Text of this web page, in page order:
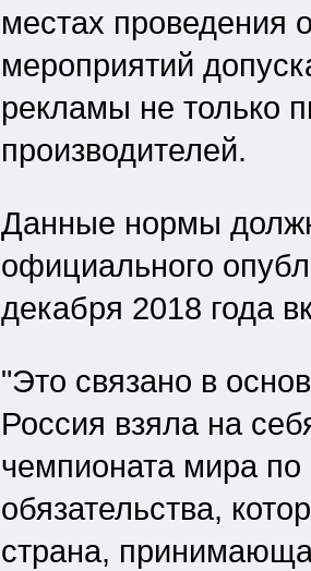
местах проведения
мероприятий
рекламы не только
производителей.
Данные нормы
официального
декабря 2018 года
"Это связано в
Россия взяла на
чемпионата мира
обязательства,
страна,